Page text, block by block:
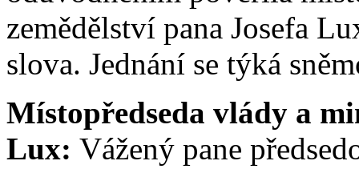
zemědělství pana Josefa
slova. Jednání se týká
Místopředseda vlády a
Lux: Vážený pane